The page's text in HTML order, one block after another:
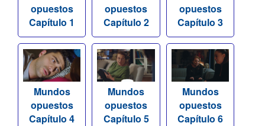
opuestos
Capítulo 1
opuestos
Capítulo 2
opuestos
Capítulo 3
Mundos
opuestos
Capítulo 4
Mundos
opuestos
Capítulo 5
Mundos
opuestos
Capítulo 6